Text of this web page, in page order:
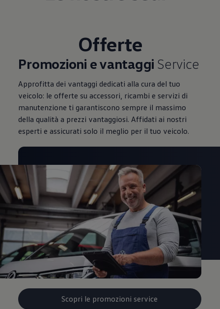
Guida autonoma
ID. Buzz al World Ducati Week 2026
Contatti
Offerte
Promozioni e vantaggi Service
Approfitta dei vantaggi dedicati alla cura del tuo
veicolo: le offerte su accessori, ricambi e servizi di
manutenzione ti garantiscono sempre il massimo
della qualità a prezzi vantaggiosi. Affidati ai nostri
esperti e assicurati solo il meglio per il tuo veicolo.
Scopri le promozioni service